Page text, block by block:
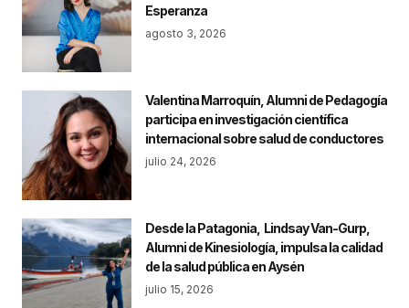
Esperanza
agosto 3, 2026
Valentina Marroquín, Alumni de Pedagogía
participa en investigación científica
internacional sobre salud de conductores
julio 24, 2026
Desde la Patagonia, Lindsay Van-Gurp,
Alumni de Kinesiología, impulsa la calidad
de la salud pública en Aysén
julio 15, 2026